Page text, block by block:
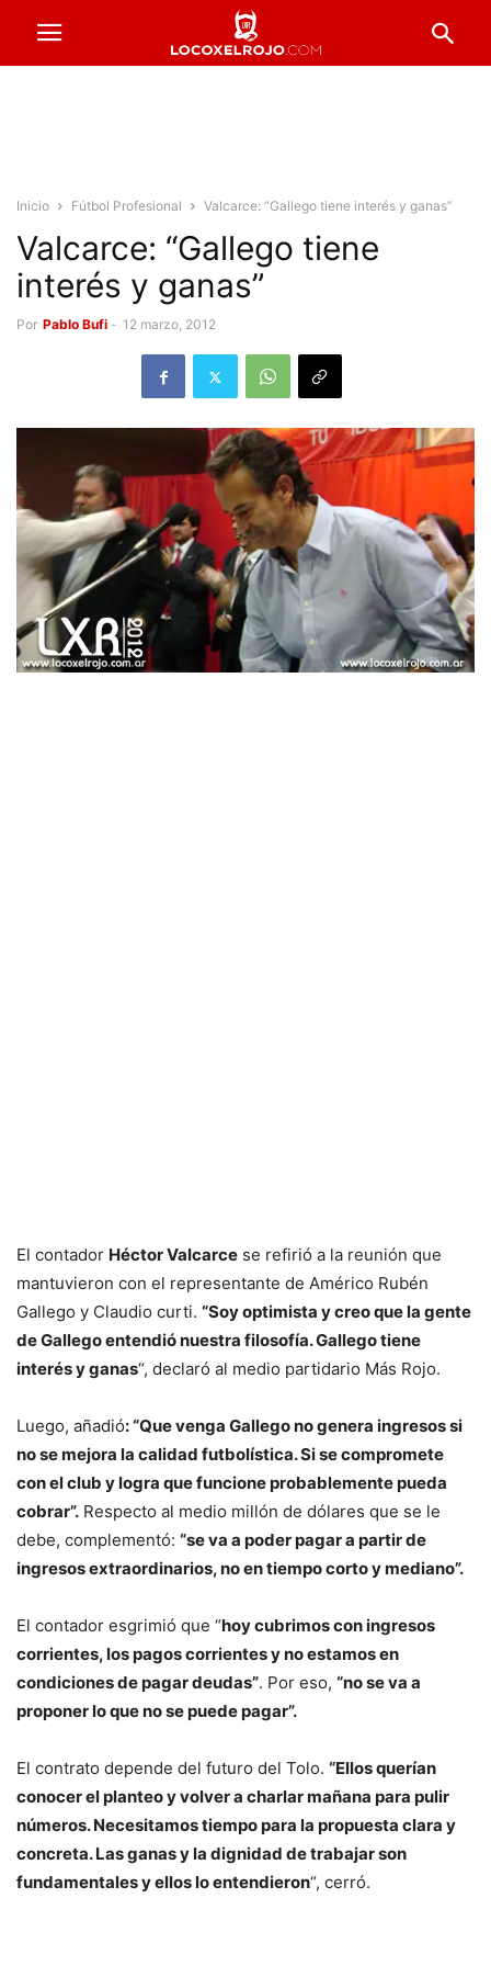
Inicio Fútbol Profesional Valcarce: “Gallego tiene interés y ganas”
Valcarce: “Gallego tiene
interés y ganas”
Por Pablo Bufi - 12 marzo, 2012
El contador Héctor Valcarce se refirió a la reunión que
mantuvieron con el representante de Américo Rubén
Gallego y Claudio curti. “Soy optimista y creo que la gente
de Gallego entendió nuestra filosofía. Gallego tiene
interés y ganas“, declaró al medio partidario Más Rojo.
Luego, añadió: “Que venga Gallego no genera ingresos si
no se mejora la calidad futbolística. Si se compromete
con el club y logra que funcione probablemente pueda
cobrar”. Respecto al medio millón de dólares que se le
debe, complementó: “se va a poder pagar a partir de
ingresos extraordinarios, no en tiempo corto y mediano”.
El contador esgrimió que “hoy cubrimos con ingresos
corrientes, los pagos corrientes y no estamos en
condiciones de pagar deudas”. Por eso, “no se va a
proponer lo que no se puede pagar”.
El contrato depende del futuro del Tolo. “Ellos querían
conocer el planteo y volver a charlar mañana para pulir
números. Necesitamos tiempo para la propuesta clara y
concreta. Las ganas y la dignidad de trabajar son
fundamentales y ellos lo entendieron“, cerró.